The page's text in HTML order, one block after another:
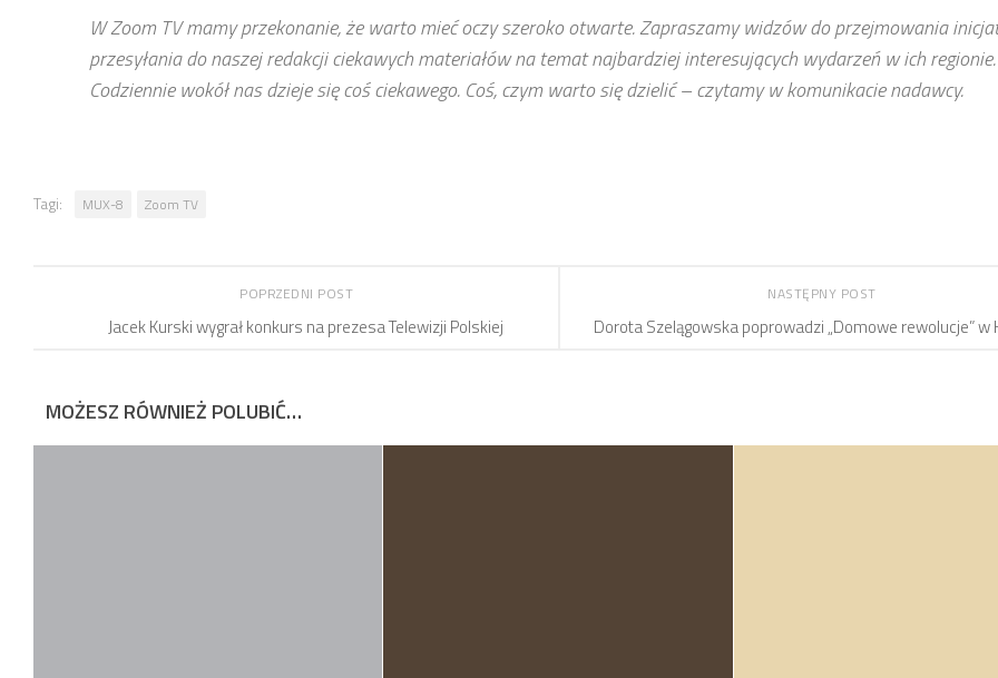
W Zoom TV mamy przekonanie, że warto mieć oczy szeroko otwarte. Zapraszamy widzów do przejmowania
przesyłania do naszej redakcji ciekawych materiałów na temat najbardziej interesujących wydarzeń w ich regionie.
Codziennie wokół nas dzieje się coś ciekawego. Coś, czym warto się dzielić – czytamy w komunikacie nadawcy.
Tagi: MUX-8 Zoom TV
NASTĘPNY POST
Dorota Szelągowska poprowadzi „Domowe rewolucje” w
POPRZEDNI POST
Jacek Kurski wygrał konkurs na prezesa Telewizji Polskiej
MOŻESZ RÓWNIEŻ POLUBIĆ…